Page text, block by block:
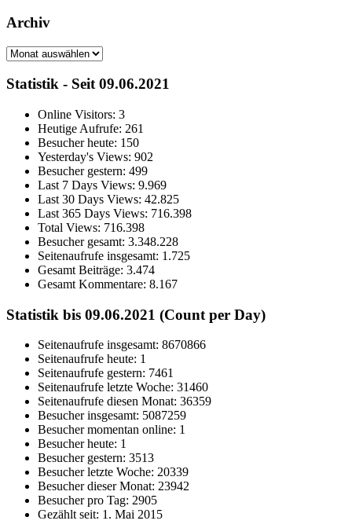
Archiv
Archiv
Statistik - Seit 09.06.2021
Online Visitors: 3
Heutige Aufrufe: 261
Besucher heute: 150
Yesterday's Views: 902
Besucher gestern: 499
Last 7 Days Views: 9.969
Last 30 Days Views: 42.825
Last 365 Days Views: 716.398
Total Views: 716.398
Besucher gesamt: 3.348.228
Seitenaufrufe insgesamt: 1.725
Gesamt Beiträge: 3.474
Gesamt Kommentare: 8.167
Statistik bis 09.06.2021 (Count per Day)
Seitenaufrufe insgesamt: 8670866
Seitenaufrufe heute: 1
Seitenaufrufe gestern: 7461
Seitenaufrufe letzte Woche: 31460
Seitenaufrufe diesen Monat: 36359
Besucher insgesamt: 5087259
Besucher momentan online: 1
Besucher heute: 1
Besucher gestern: 3513
Besucher letzte Woche: 20339
Besucher dieser Monat: 23942
Besucher pro Tag: 2905
Gezählt seit: 1. Mai 2015